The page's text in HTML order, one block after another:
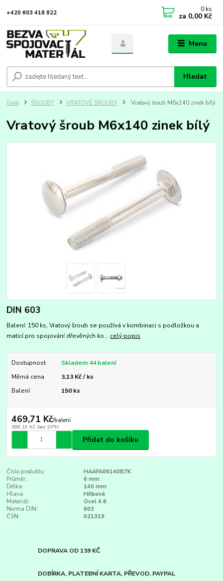
Menu
Hledat
+420 603 418 822 0 ks
za 0,00 Kč
Úvod ŠROUBY VRATOVÉ ŠROUBY Vratový šroub M6x140 zinek bílý
Vratový šroub M6x140 zinek bílý
DIN 603
Balení: 150 ks, Vratový šroub se používá v kombinaci s podložkou a
maticí pro spojování dřevěných ko... celý popis
Dostupnost
Skladem 44 balení
Měrná cena
3,13 Kč / ks
Balení
150 ks
469,71 Kč/balení
388,19 Kč bez DPH
Přidat do košíku
Číslo produktu:
HAAFA06140B7K
Průměr:
6 mm
Délka:
140 mm
Hlava:
Hřibová
Materiál:
Ocel 4.6
Norma DIN:
603
ČSN:
021319
DOPRAVA OD 139 KČ
DOBÍRKA, PLATEBNÍ KARTA, PŘEVOD, PAYPAL